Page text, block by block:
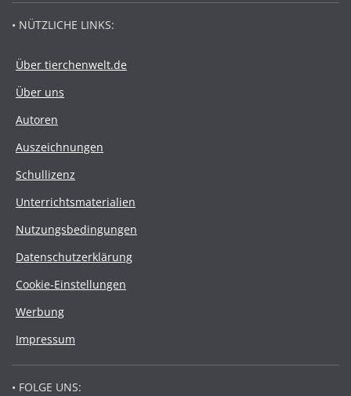
• NÜTZLICHE LINKS:
Über tierchenwelt.de
Über uns
Autoren
Auszeichnungen
Schullizenz
Unterrichtsmaterialien
Nutzungsbedingungen
Datenschutzerklärung
Cookie-Einstellungen
Werbung
Impressum
• FOLGE UNS: